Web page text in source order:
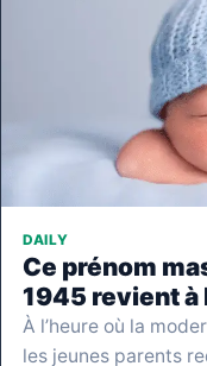
DAILY
Ce prénom
1945 revient à
À l’heure où la
les jeunes parents